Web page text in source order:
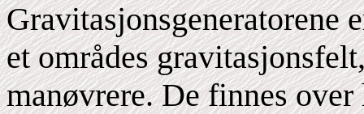
Gravitasjonsgeneratorene
et områdes
manøvrere. De finnes